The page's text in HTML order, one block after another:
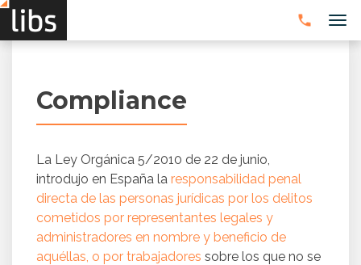
Compliance
La Ley Orgánica 5/2010 de 22 de junio,
introdujo en España la responsabilidad penal
directa de las personas jurídicas por los delitos
cometidos por representantes legales y
administradores en nombre y beneficio de
aquéllas, o por trabajadores sobre los que no se